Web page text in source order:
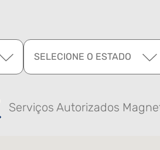
SELECIONE O ESTADO
Serviços Autorizados